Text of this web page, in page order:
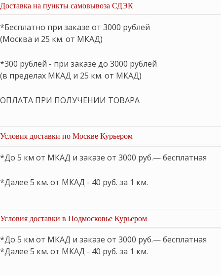
Доставка на пункты самовывоза СДЭК
*Бесплатно при заказе от 3000 рублей
(Москва и 25 км. от МКАД)
*300 рублей - при заказе до 3000 рублей
(в пределах МКАД и 25 км. от МКАД)
ОПЛАТА ПРИ ПОЛУЧЕНИИ ТОВАРА
Условия доставки по Москве Курьером
*До 5 км от МКАД и заказе от 3000 руб.— бесплатная
*Далее 5 км. от МКАД - 40 руб. за 1 км.
Условия доставки в Подмосковье Курьером
*До 5 км от МКАД и заказе от 3000 руб.— бесплатная
*Далее 5 км. от МКАД - 40 руб. за 1 км.